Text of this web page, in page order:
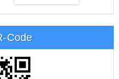
Code